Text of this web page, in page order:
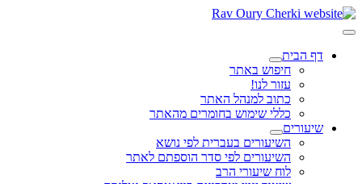
דף הבית
חיפוש באתר
עזור לנו!
כתוב למנהל האתר
כללי שימוש בחומרים מהאתר
שיעורים
השיעורים בעברית לפי נושא
השיעורים לפי סדר הוספתם לאתר
לוח שיעורי הרב